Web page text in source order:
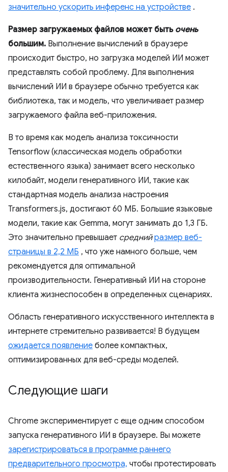
значительно ускорить инференс на устройстве .
Размер загружаемых файлов может быть очень
большим. Выполнение вычислений в браузере
происходит быстро, но загрузка моделей ИИ может
представлять собой проблему. Для выполнения
вычислений ИИ в браузере обычно требуется как
библиотека, так и модель, что увеличивает размер
загружаемого файла веб-приложения.
В то время как модель анализа токсичности
Tensorflow (классическая модель обработки
естественного языка) занимает всего несколько
килобайт, модели генеративного ИИ, такие как
стандартная модель анализа настроения
Transformers.js, достигают 60 МБ. Большие языковые
модели, такие как Gemma, могут занимать до 1,3 ГБ.
Это значительно превышает средний размер веб-
страницы в 2,2 МБ , что уже намного больше, чем
рекомендуется для оптимальной
производительности. Генеративный ИИ на стороне
клиента жизнеспособен в определенных сценариях.
Область генеративного искусственного интеллекта в
интернете стремительно развивается! В будущем
ожидается появление более компактных,
оптимизированных для веб-среды моделей.
Следующие шаги
Chrome экспериментирует с еще одним способом
запуска генеративного ИИ в браузере. Вы можете
зарегистрироваться в программе раннего
предварительного просмотра, чтобы протестировать